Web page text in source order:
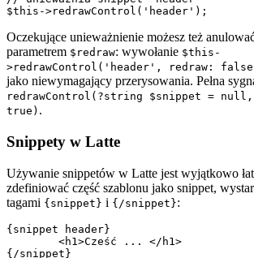
Oczekujące unieważnienie możesz też
parametrem $redraw: wywołanie $this-
>redrawControl('header', redraw:
jako niewymagający przerysowania. Pełna
redrawControl(?string $snippet =
true) .
Snippety w Latte
Używanie snippetów w Latte jest wyjątkowo
zdefiniować część szablonu jako snippet,
tagami {snippet} i {/snippet}:
{snippet header}